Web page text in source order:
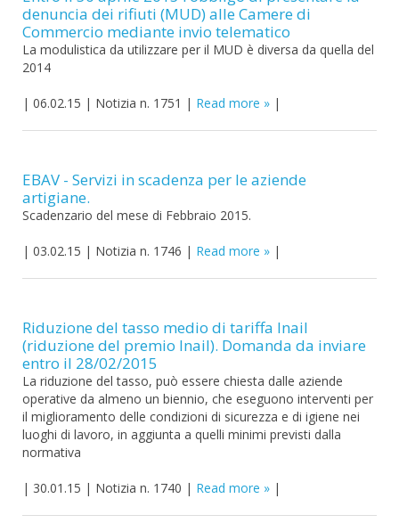
denuncia dei rifiuti (MUD) alle Camere di
Commercio mediante invio telematico
La modulistica da utilizzare per il MUD è diversa da quella del
2014
| 06.02.15 | Notizia n. 1751 | Read more |
EBAV - Servizi in scadenza per le aziende
artigiane.
Scadenzario del mese di Febbraio 2015.
| 03.02.15 | Notizia n. 1746 | Read more |
Riduzione del tasso medio di tariffa Inail
(riduzione del premio Inail). Domanda da inviare
entro il 28/02/2015
La riduzione del tasso, può essere chiesta dalle aziende
operative da almeno un biennio, che eseguono interventi per
il miglioramento delle condizioni di sicurezza e di igiene nei
luoghi di lavoro, in aggiunta a quelli minimi previsti dalla
normativa
| 30.01.15 | Notizia n. 1740 | Read more |